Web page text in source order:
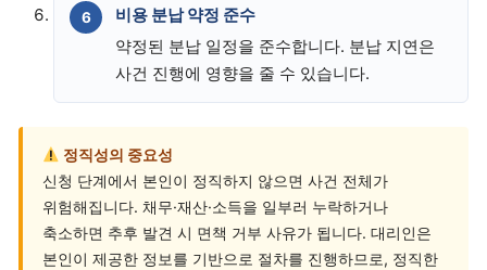
비용 분납 약정 준수
약정된 분납 일정을 준수합니다. 분납 지연은
사건 진행에 영향을 줄 수 있습니다.
정직성의 중요성
신청 단계에서 본인이 정직하지 않으면 사건 전체가
위험해집니다. 채무·재산·소득을 일부러 누락하거나
축소하면 추후 발견 시 면책 거부 사유가 됩니다. 대리인은
본인이 제공한 정보를 기반으로 절차를 진행하므로, 정직한